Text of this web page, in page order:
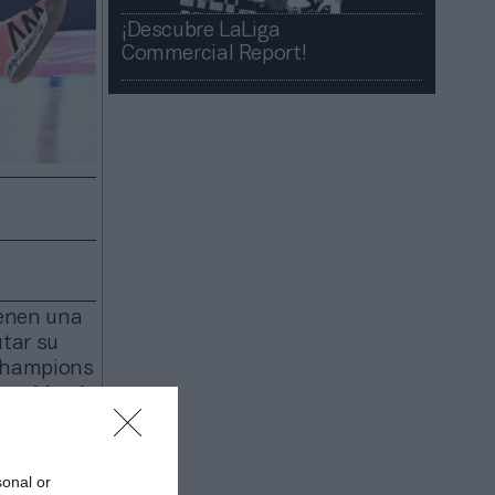
or
una
su
San
¡Descubre LaLiga
Commercial Report!​​